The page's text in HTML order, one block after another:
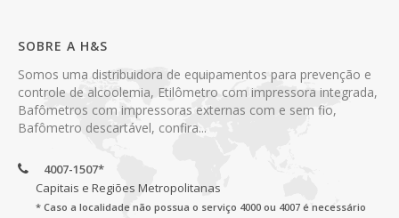
SOBRE A H&S
Somos uma distribuidora de equipamentos para prevenção e
controle de alcoolemia, Etilômetro com impressora integrada,
Bafômetros com impressoras externas com e sem fio,
Bafômetro descartável, confira...
4007-1507*
Capitais e Regiões Metropolitanas
* Caso a localidade não possua o serviço 4000 ou 4007 é necessário